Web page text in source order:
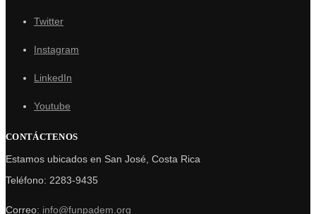
Twitter
Instagram
LinkedIn
Youtube
CONTÁCTENOS
Estamos ubicados en San José, Costa Rica
Teléfono: 2283-9435
Correo: info@funpadem.org